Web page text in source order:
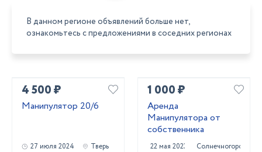
В данном регионе объявлений больше нет,
ознакомьтесь с предложениями в соседних регионах
4 500 ₽
Манипулятор 20/6
27 июля 2024 Тверь
1 000 ₽
Аренда
Манипулятора от
собственника
22 мая 2023 Солнечногорск